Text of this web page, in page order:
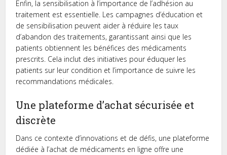
Enfin, la sensibilisation à l’importance de l’adhésion au
traitement est essentielle. Les campagnes d’éducation et
de sensibilisation peuvent aider à réduire les taux
d’abandon des traitements, garantissant ainsi que les
patients obtiennent les bénéfices des médicaments
prescrits. Cela inclut des initiatives pour éduquer les
patients sur leur condition et l’importance de suivre les
recommandations médicales.
Une plateforme d’achat sécurisée et
discrète
Dans ce contexte d’innovations et de défis, une plateforme
dédiée à l’achat de médicaments en ligne offre une